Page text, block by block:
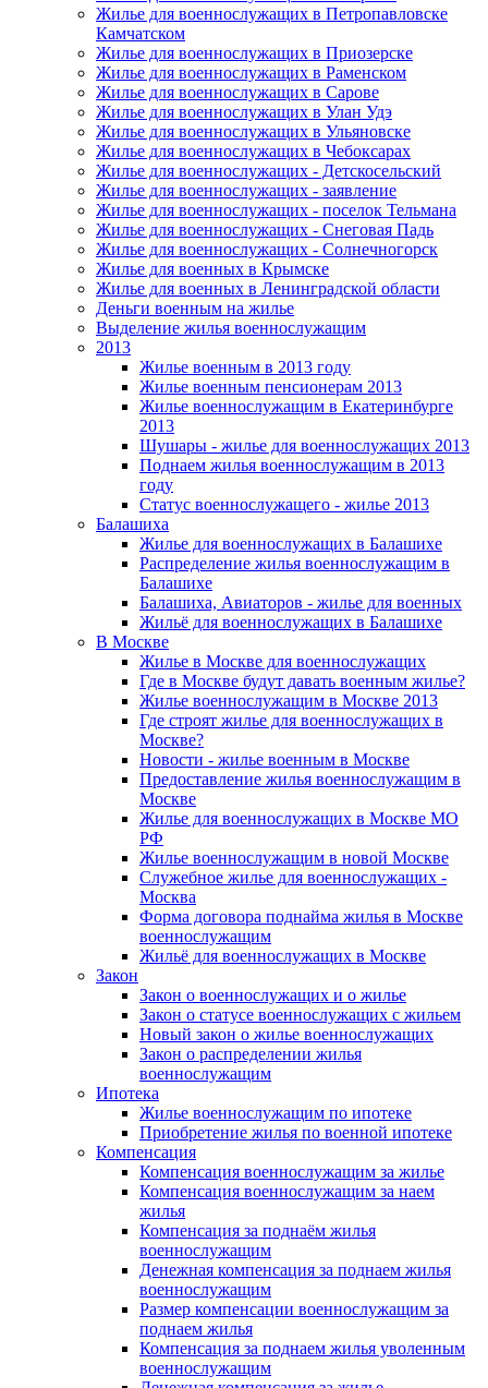
Жилье для военнослужащих в Петропавловске
Камчатском
Жилье для военнослужащих в Приозерске
Жилье для военнослужащих в Раменском
Жилье для военнослужащих в Сарове
Жилье для военнослужащих в Улан Удэ
Жилье для военнослужащих в Ульяновске
Жилье для военнослужащих в Чебоксарах
Жилье для военнослужащих - Детскосельский
Жилье для военнослужащих - заявление
Жилье для военнослужащих - поселок Тельмана
Жилье для военнослужащих - Снеговая Падь
Жилье для военнослужащих - Солнечногорск
Жилье для военных в Крымске
Жилье для военных в Ленинградской области
Деньги военным на жилье
Выделение жилья военнослужащим
2013
Жилье военным в 2013 году
Жилье военным пенсионерам 2013
Жилье военнослужащим в Екатеринбурге
2013
Шушары - жилье для военнослужащих 2013
Поднаем жилья военнослужащим в 2013
году
Статус военнослужащего - жилье 2013
Балашиха
Жилье для военнослужащих в Балашихе
Распределение жилья военнослужащим в
Балашихе
Балашиха, Авиаторов - жилье для военных
Жильё для военнослужащих в Балашихе
В Москве
Жилье в Москве для военнослужащих
Где в Москве будут давать военным жилье?
Жилье военнослужащим в Москве 2013
Где строят жилье для военнослужащих в
Москве?
Новости - жилье военным в Москве
Предоставление жилья военнослужащим в
Москве
Жилье для военнослужащих в Москве МО
РФ
Жилье военнослужащим в новой Москве
Служебное жилье для военнослужащих -
Москва
Форма договора поднайма жилья в Москве
военнослужащим
Жильё для военнослужащих в Москве
Закон
Закон о военнослужащих и о жилье
Закон о статусе военнослужащих с жильем
Новый закон о жилье военнослужащих
Закон о распределении жилья
военнослужащим
Ипотека
Жилье военнослужащим по ипотеке
Приобретение жилья по военной ипотеке
Компенсация
Компенсация военнослужащим за жилье
Компенсация военнослужащим за наем
жилья
Компенсация за поднаём жилья
военнослужащим
Денежная компенсация за поднаем жилья
военнослужащим
Размер компенсации военнослужащим за
поднаем жилья
Компенсация за поднаем жилья уволенным
военнослужащим